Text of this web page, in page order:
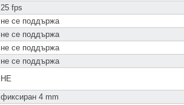
25 fps
не се поддържа
не се поддържа
не се поддържа
не се поддържа
НЕ
фиксиран 4 mm